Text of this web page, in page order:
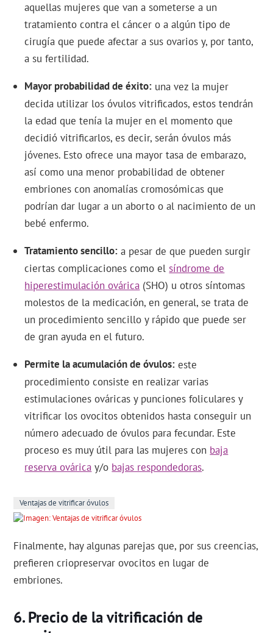
aquellas mujeres que van a someterse a un
tratamiento contra el cáncer o a algún tipo de
cirugía que puede afectar a sus ovarios y, por tanto,
a su fertilidad.
Mayor probabilidad de éxito una vez la mujer
decida utilizar los óvulos vitrificados, estos tendrán
la edad que tenía la mujer en el momento que
decidió vitrificarlos, es decir, serán óvulos más
jóvenes. Esto ofrece una mayor tasa de embarazo,
así como una menor probabilidad de obtener
embriones con anomalías cromosómicas que
podrían dar lugar a un aborto o al nacimiento de un
bebé enfermo.
Tratamiento sencillo a pesar de que pueden surgir
ciertas complicaciones como elsíndrome de
hiperestimulación ovárica (SHO) u otros síntomas
molestos de la medicación, en general, se trata de
un procedimiento sencillo y rápido que puede ser
de gran ayuda en el futuro.
Permite la acumulación de óvulos este
procedimiento consiste en realizar varias
estimulaciones ováricas y punciones foliculares y
vitrificar los ovocitos obtenidos hasta conseguir un
número adecuado de óvulos para fecundar. Este
proceso es muy útil para las mujeres con baja
reserva ovárica y/o bajas respondedoras.
Ventajas de vitrificar óvulos
Finalmente, hay algunas parejas que, por sus creencias,
prefieren criopreservar ovocitos en lugar de
embriones.
Precio de la vitrificación de